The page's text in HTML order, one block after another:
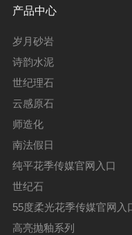
产品中心
岁月砂岩
诗韵水泥
世纪理石
云感原石
师造化
南法假日
纯平花季传媒官网入口
世纪石
55度柔光花季传媒官网入
高亮抛釉系列